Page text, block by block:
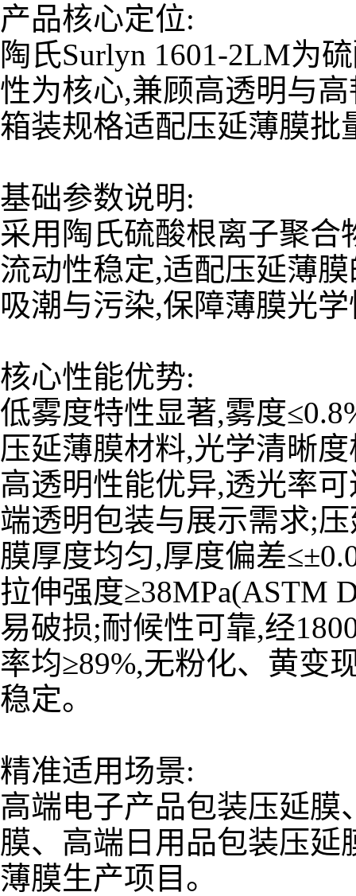
产品核心定位:
陶氏Surlyn 1601-2LM为
性为核心,兼顾高透明与
箱装规格适配压延薄膜批
基础参数说明:
采用陶氏硫酸根离子聚合
流动性稳定,适配压延薄
吸潮与污染,保障薄膜光
核心性能优势:
低雾度特性显著,雾度
压延薄膜材料,光学清晰
高透明性能优异,透光率
端透明包装与展示需求;
膜厚度均匀,厚度偏差
拉伸强度≥38MPa(ASTM
易破损;耐候性可靠,经
率均≥89%,无粉化、黄变
稳定。
精准适用场景:
高端电子产品包装压延
膜、高端日用品包装压
薄膜生产项目。